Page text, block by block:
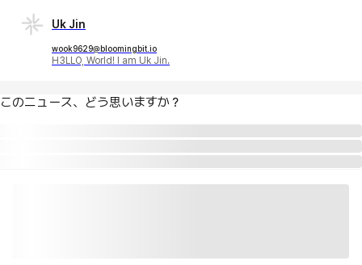
Uk Jin
wook9629@bloomingbit.io
H3LLO, World! I am Uk Jin.
このニュース、どう思いますか？